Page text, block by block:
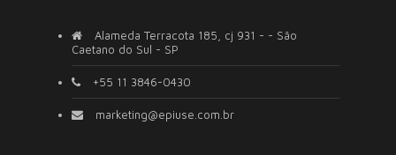
Alameda Terracota 185, cj 931 - - São
Caetano do Sul - SP
+55 11 3846-0430
marketing@epiuse.com.br